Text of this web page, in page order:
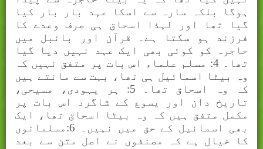
ہوگا بلکہ سارہ سے اسکا عہد بار بار کیا
گیا تھا اور لہذا اسحاق ہی صرف وعدے کا
فرزند ہو سکتا ہے۔ قرآن اور بائبل میں
حاجرہ کو کوئی بھی ایک عہد نہیں دیا گیا
تھا۔ 4: مسلم علماء اس بات پر متفق نہیں کہ
وہ بیٹا اسمائیل ہی تھا، بہت سے مانتے ہیں
کہ وہ اسحاق تھا۔ 5: ہر یہودی، مسیحی،
تاریخ دان اور یسوع کے شاگرد اس بات پر
مکمل متفق ہیں کہ وہ بیٹا اسحاق تھا، ایک
بھی اسمائیل کے حق میں نہیں۔ 6:مسلمانوں
کا خیال ہے کہ مصنفوں نے اصل متن سے بعد